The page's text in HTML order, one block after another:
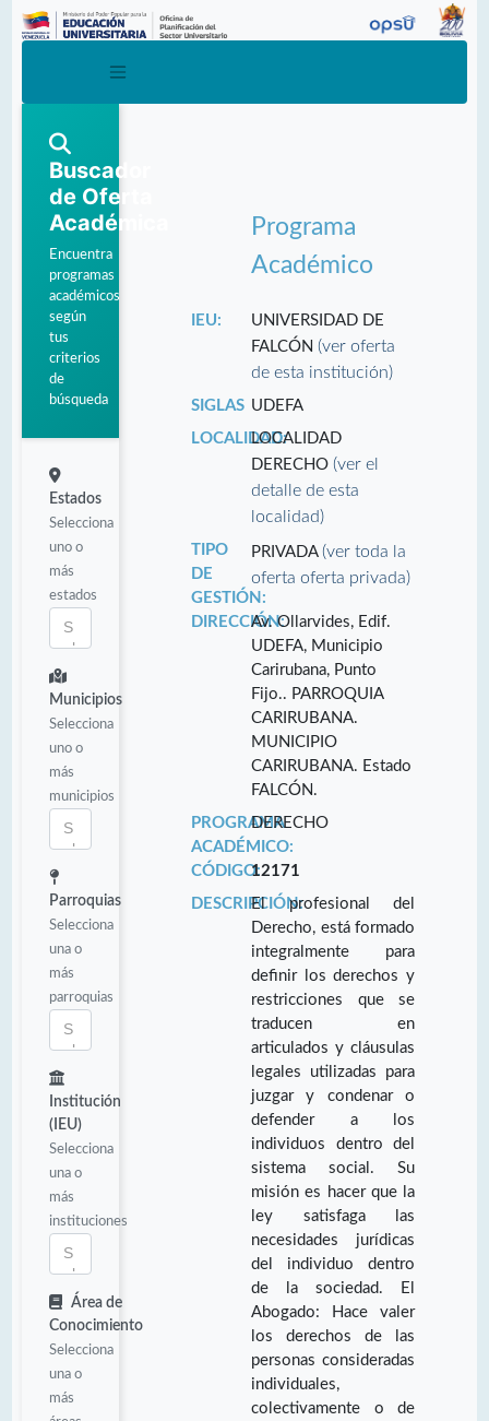
Buscador
de Oferta
Académica
Encuentra
programas
académicos
según
tus
criterios
de
búsqueda
Estados
Selecciona
uno o
más
estados
Municipios
Selecciona
uno o
más
municipios
Parroquias
Selecciona
una o
más
parroquias
Institución
(IEU)
Selecciona
una o
más
instituciones
Área de
Conocimiento
Selecciona
una o
más
Programa
Académico
IEU:
UNIVERSIDAD DE
FALCÓN(ver oferta
de esta institución)
SIGLAS UDEFA
LOCALIDAD:LOCALIDAD
DERECHO(ver el
detalle de esta
localidad)
TIPO
DE
GESTIÓN:
PRIVADA(ver toda la
oferta oferta privada)
DIRECCIÓN:Av. Ollarvides, Edif.
UDEFA, Municipio
Carirubana, Punto
Fijo.. PARROQUIA
CARIRUBANA.
MUNICIPIO
CARIRUBANA. Estado
FALCÓN.
PROGRAMA
ACADÉMICO:
DERECHO
CÓDIGO:12171
DESCRIPCIÓN:El profesional del
Derecho, está formado
integralmente para
definir los derechos y
restricciones que se
traducen en
articulados y cláusulas
legales utilizadas para
juzgar y condenar o
defender a los
individuos dentro del
sistema social. Su
misión es hacer que la
ley satisfaga las
necesidades jurídicas
del individuo dentro
de la sociedad. El
Abogado: Hace valer
los derechos de las
personas consideradas
individuales,
colectivamente o de